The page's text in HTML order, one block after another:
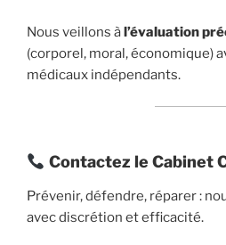
Nous veillons àl’évaluation
(corporel, moral, économique)
médicaux indépendants.
Contactez le Cabinet
Prévenir, défendre, réparer :
avec discrétion et efficacité.